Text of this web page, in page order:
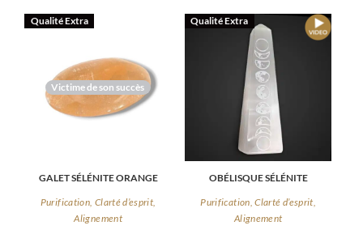
Victime de son succès
Qualité Extra
GALET SÉLÉNITE ORANGE
Purification, Clarté d’esprit,
Alignement
Qualité Extra
OBÉLISQUE SÉLÉNITE
Purification, Clarté d’esprit,
Alignement